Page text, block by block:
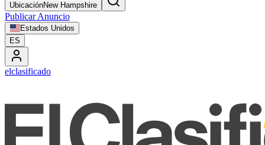
UbicaciónNew Hampshire
Publicar Anuncio
Estados Unidos
ES
elclasificado